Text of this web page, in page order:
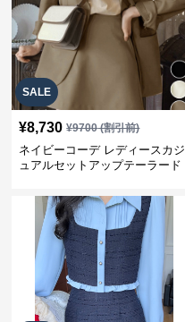
SALE
¥8,730 ¥9700(割引前)
ネイビーコーデ レディースカジ
ュアルセットアップテーラード